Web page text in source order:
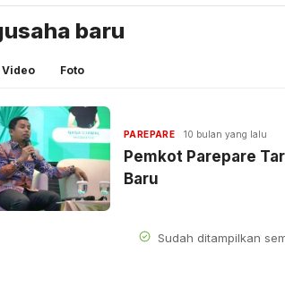
baru
Video Foto
PAREPARE 10 bulan yang lalu
Pemkot Parepare
Baru
Sudah ditampilkan